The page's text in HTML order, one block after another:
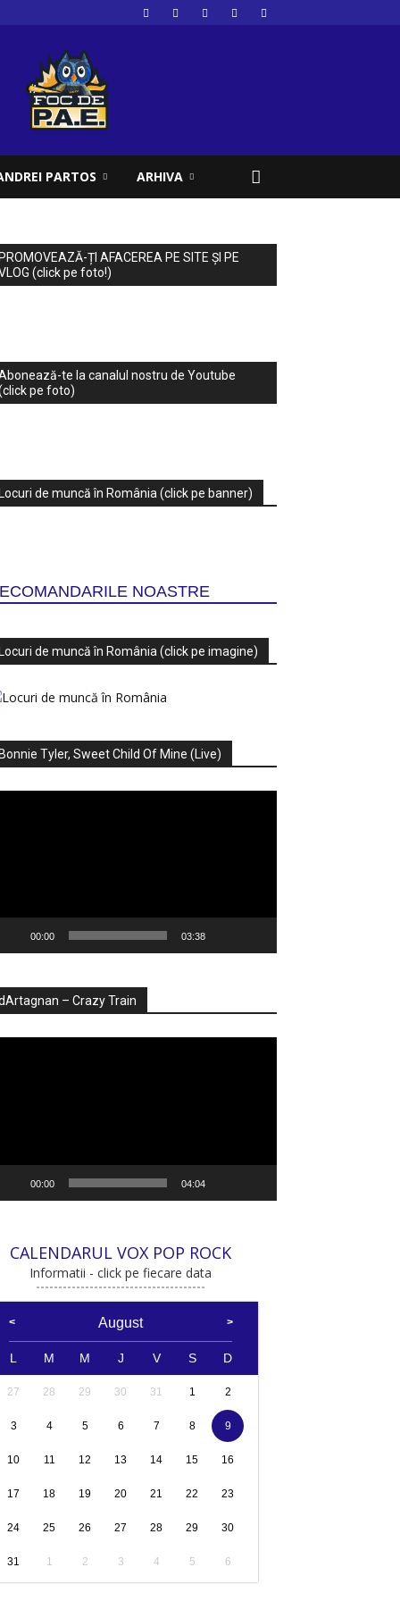
PARTOS ARHIVA
PROMOVEAZĂ-ȚI AFACEREA PE SITE ȘI PE
(click pe foto!)
te la canalul nostru de Youtube
pe foto)
Locuri de muncă în România (click pe banner)
NOASTRE
Locuri de muncă în România (click pe imagine)
Bonnie Tyler, Sweet Child Of Mine (Live)
00:00 03:38
– Crazy Train
00:00 04:04
CALENDARUL VOX POP ROCK
Informatii - click pe fiecare data
August
L M M J V S D
27 28 29 30 31 1 2
3 4 5 6 7 8 9
10 11 12 13 14 15 16
17 18 19 20 21 22 23
24 25 26 27 28 29 30
31 1 2 3 4 5 6